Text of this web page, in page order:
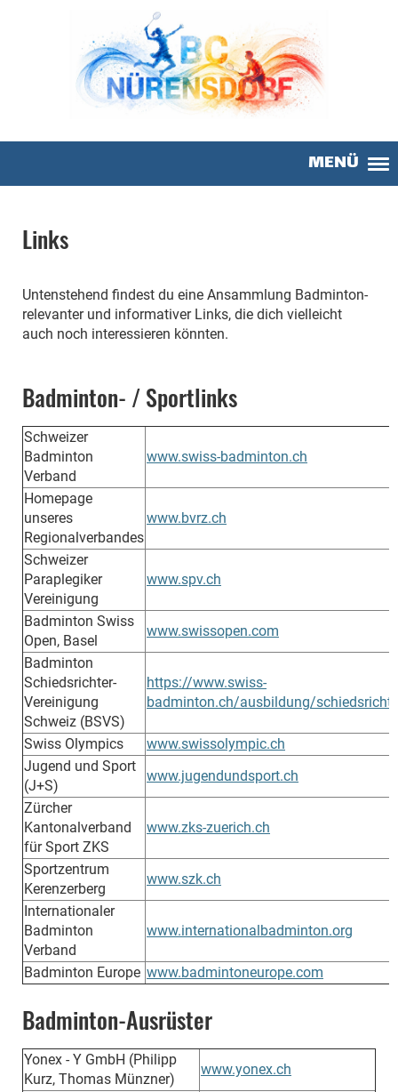
MENÜ
Links
Untenstehend findest du eine Ansammlung Badminton-
relevanter und informativer Links, die dich vielleicht
auch noch interessieren könnten.
Badminton- / Sportlinks
Schweizer
Badminton
Verband
www.swiss-badminton.ch
Homepage
unseres
Regionalverbandes
www.bvrz.ch
Schweizer
Paraplegiker
Vereinigung
www.spv.ch
Badminton Swiss
Open, Basel
www.swissopen.com
Badminton
Schiedsrichter-
Vereinigung
Schweiz (BSVS)
https://www.swiss-
badminton.ch/ausbildung/
Swiss Olympics
www.swissolympic.ch
Jugend und Sport
(J+S)
www.jugendundsport.ch
Zürcher
Kantonalverband
für Sport ZKS
www.zks-zuerich.ch
Sportzentrum
Kerenzerberg
www.szk.ch
Internationaler
Badminton
Verband
www.internationalbadminton.org
Badminton Europe www.badmintoneurope.com
Badminton-Ausrüster
Yonex - Y GmbH (Philipp
Kurz, Thomas Münzner)
www.yonex.ch